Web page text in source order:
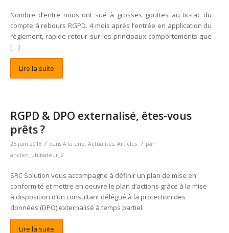
Nombre d’entre nous ont sué à grosses gouttes au tic-tac du
compte à rebours RGPD. 4 mois après l’entrée en application du
règlement, rapide retour sur les principaux comportements que
[…]
Lire la suite
RGPD & DPO externalisé, êtes-vous
prêts ?
26 juin 2018 / dans A la une, Actualités, Articles / par
ancien_utilisateur_2
SRC Solution vous accompagne à définir un plan de mise en
conformité et mettre en oeuvre le plan d’actions grâce à la mise
à disposition d’un consultant délégué à la protection des
données (DPO) externalisé à temps partiel.
Lire la suite